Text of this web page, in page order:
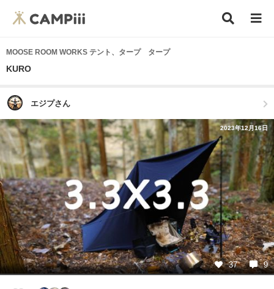
MOOSE ROOM WORKS テント、タープ タープ
KURO
エジプさん
2023年12月16日
37 9